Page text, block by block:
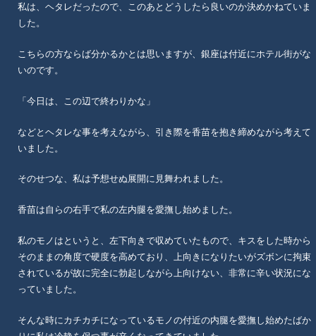
私は、ヘタレだったので、このあとどうしたら良いのか決めかねていま
した。
こちらの方ならば分かるかとは思いますが、銀座は付近にホテル街がな
いのです。
「今日は、この辺で終わりかな」
などとヘタレな事を考えながら、引き際を香苗を抱き締めながら考えて
いました。
そのせつな、私は予想せぬ展開に見舞われました。
香苗は自らの右手で私の左内腿を愛撫し始めました。
私のモノはというと、左下向きで収めていたもので、キスをした時から
そのままの角度で硬度を高めており、上向きになりたいがズボンに拘束
されているが故に完全に勃起しながら上向けない、非常に辛い状況にな
っていました。
そんな時にカチカチになっているモノの付近の内腿を愛撫し始めたばか